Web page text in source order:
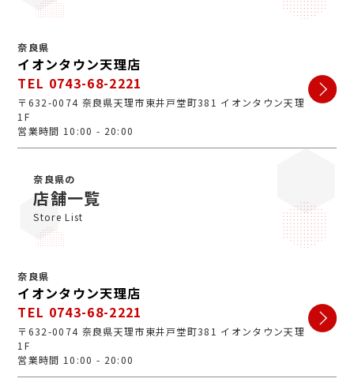
奈良県
イオンタウン天理店
TEL 0743-68-2221
〒632-0074 奈良県天理市東井戸堂町381 イオンタウン天理
1F
営業時間 10:00 - 20:00
奈良県の
店舗一覧
Store List
奈良県
イオンタウン天理店
TEL 0743-68-2221
〒632-0074 奈良県天理市東井戸堂町381 イオンタウン天理
1F
営業時間 10:00 - 20:00